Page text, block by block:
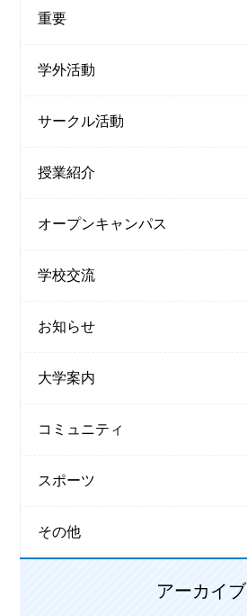
重要
学外活動
サークル活動
授業紹介
オープンキャンパス
学校交流
お知らせ
大学案内
コミュニティ
スポーツ
その他
アーカイブ